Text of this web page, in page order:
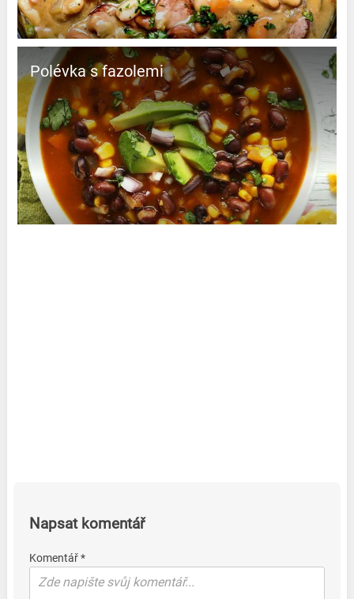
Polévka s fazolemi
Napsat komentář
Komentář *